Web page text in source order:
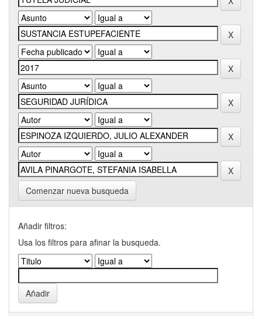
Comenzar nueva busqueda
Añadir filtros:
Usa los filtros para afinar la busqueda.